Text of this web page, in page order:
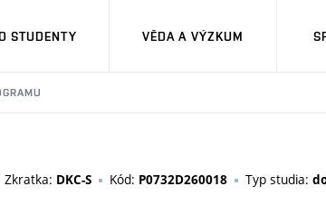
STUDENTY VĚDA A VÝZKUM
Zkratka: DKC-S Kód: P0732D260018 Typ studia: